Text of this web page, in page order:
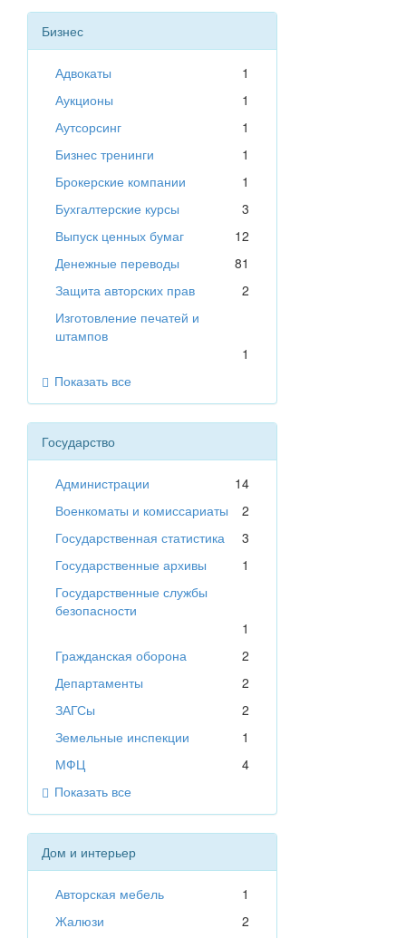
Бизнес
Адвокаты
1
Аукционы
1
Аутсорсинг
1
Бизнес тренинги
1
Брокерские компании
1
Бухгалтерские курсы
3
Выпуск ценных бумаг
12
Денежные переводы
81
Защита авторских прав
2
Изготовление печатей и
штампов
1
Показать все
Государство
Администрации
14
Военкоматы и комиссариаты
2
Государственная статистика
3
Государственные архивы
1
Государственные службы
безопасности
1
Гражданская оборона
2
Департаменты
2
ЗАГСы
2
Земельные инспекции
1
МФЦ
4
Показать все
Дом и интерьер
Авторская мебель
1
Жалюзи
2